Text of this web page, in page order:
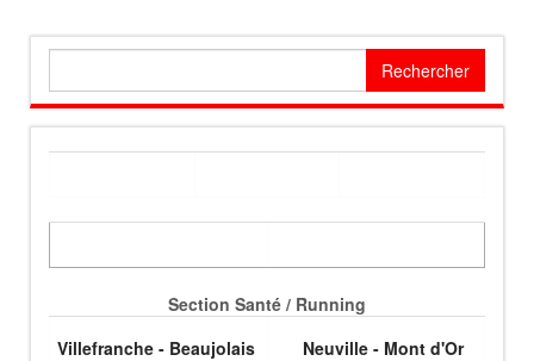
Section Santé / Running
Villefranche - Beaujolais
Neuville - Mont d'Or